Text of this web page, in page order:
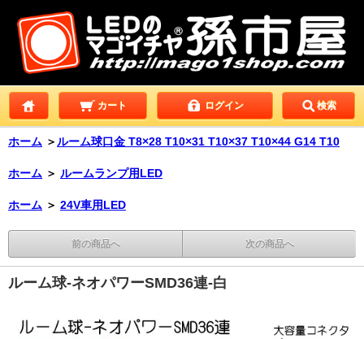
カート ログイン 検索
ホーム ＞ ルーム球口金 T8×28 T10×31 T10×37 T10×44 G14 T10
ホーム ＞ ルームランプ用LED
ホーム ＞ 24V車用LED
前の商品へ 次の商品へ
ルーム球-ネオパワーSMD36連-白